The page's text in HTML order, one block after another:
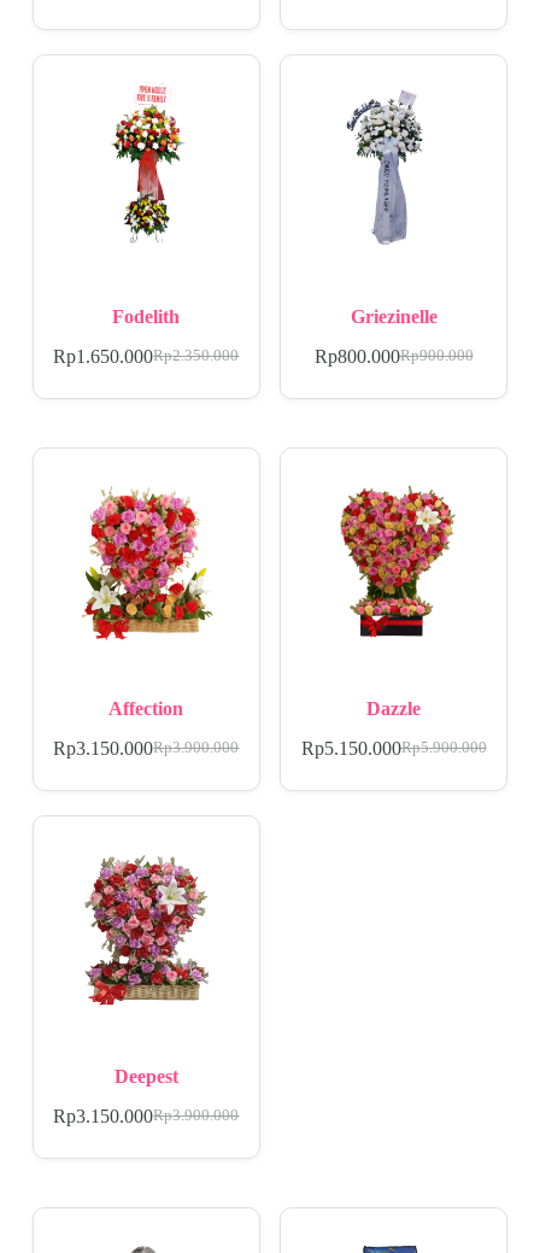
Fodelith
Rp2.350.000
Rp1.650.000
Griezinelle
Rp900.000
Rp800.000
Affection
Rp3.900.000
Rp3.150.000
Dazzle
Rp5.900.000
Rp5.150.000
Deepest
Rp3.900.000
Rp3.150.000